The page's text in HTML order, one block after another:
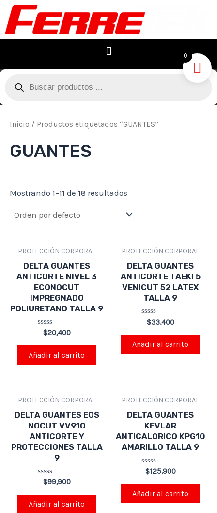
contenido
Búsqueda
productos
Inicio / Productos etiquetados “GUANTES”
GUANTES
Mostrando 1–11 de 18 resultados
PROTECCIÓN CORPORAL
DELTA GUANTES
ANTICORTE NIVEL 3
ECONOCUT
IMPREGNADO
POLIURETANO TALLA 9
Valorado
0
de
5
$20,400
Añadir al carrito
PROTECCIÓN CORPORAL
DELTA GUANTES
ANTICORTE TAEKI 5
VENICUT 52 LATEX
TALLA 9
Valorado
0
de
5
$33,400
Añadir al carrito
PROTECCIÓN CORPORAL
DELTA GUANTES EOS
NOCUT VV910
ANTICORTE Y
PROTECCIONES TALLA
9
Valorado
0
de
5
$99,900
Añadir al carrito
PROTECCIÓN CORPORAL
DELTA GUANTES
KEVLAR
ANTICALORICO KPG10
AMARILLO TALLA 9
Valorado
en
0
de
5
$125,900
Añadir al carrito
0